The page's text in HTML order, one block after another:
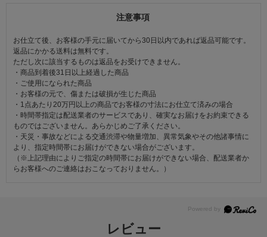
注意事項
お仕立て後、お客様の手元に届いてから30日以内であれば返品可能です。
返品にかかる送料は無料です。
ただし次に該当するものは返品をお受けできません。
・商品到着後31日以上経過した商品
・ご使用になられた商品
・お客様の元で、傷または破損が生じた商品
・1点あたり20万円以上の商品でお客様の寸法にお仕立て済みの場合
・時間帯指定は配送業者のサービスであり、確実なお届けをお約束できる
ものではございません。あらかじめご了承ください。
・天災・事故などによる交通渋滞や物量増加、異常気象やその他諸事情に
より、指定時間帯にお届けができない場合がございます。
（※上記理由によりご指定の時間帯にお届けができない場合、配送業者か
らお客様へのご連絡はおこなっておりません。）
レビュー